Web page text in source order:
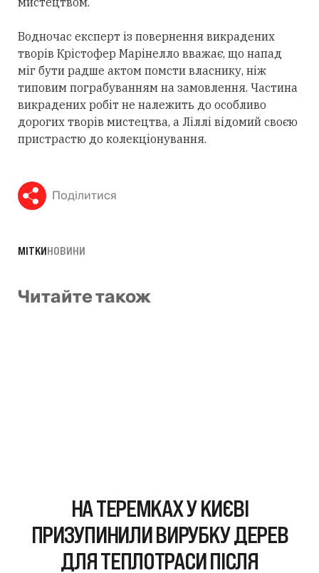
Водночас експерт із повернення викрадених
творів Крістофер Марінелло вважає, що напад
міг бути радше актом помсти власнику, ніж
типовим пограбуванням на замовлення. Частина
викрадених робіт не належить до особливо
дорогих творів мистецтва, а Ліллі відомий своєю
пристрастю до колекціонування.
Поділитися
МІТКИНОВИНИ
Читайте також
НА ТЕРЕМКАХ У КИЄВІ
ПРИЗУПИНИЛИ ВИРУБКУ ДЕРЕВ
ДЛЯ ТЕПЛОТРАСИ ПІСЛЯ